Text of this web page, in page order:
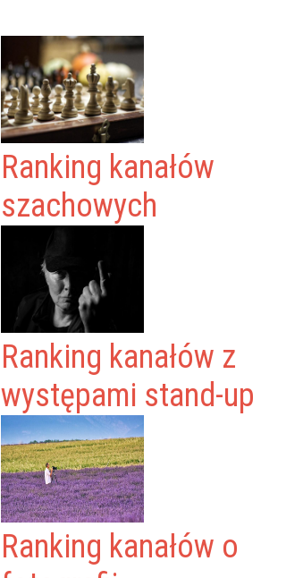
Ranking kanałów
szachowych
Ranking kanałów z
występami stand-up
Ranking kanałów o